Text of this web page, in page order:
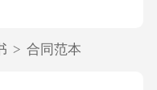
> 合同范本